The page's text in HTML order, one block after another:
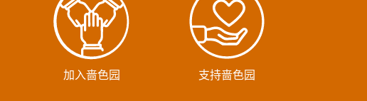
加入啬色园 支持啬色园